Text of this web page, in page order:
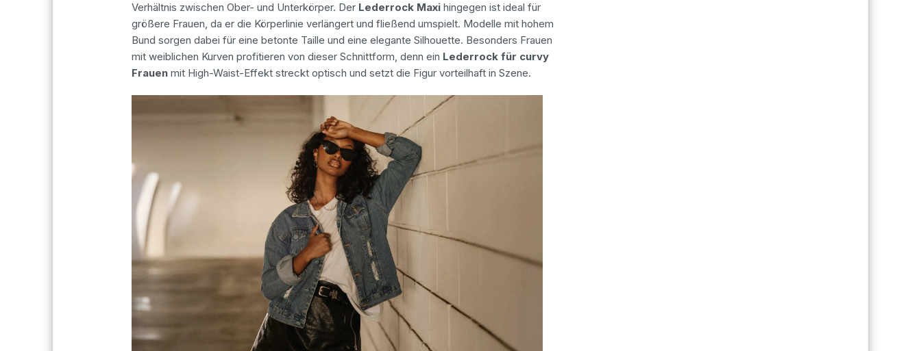
Verhältnis zwischen Ober- und Unterkörper. Der Lederrock Maxihingegen ist ideal für
größere Frauen, da er die Körperlinie verlängert und fließend umspielt. Modelle mit hohem
Bund sorgen dabei für eine betonte Taille und eine elegante Silhouette. Besonders Frauen
mit weiblichen Kurven profitieren von dieser Schnittform, denn ein Lederrock für curvy
Frauen mit High-Waist-Effekt streckt optisch und setzt die Figur vorteilhaft in Szene.